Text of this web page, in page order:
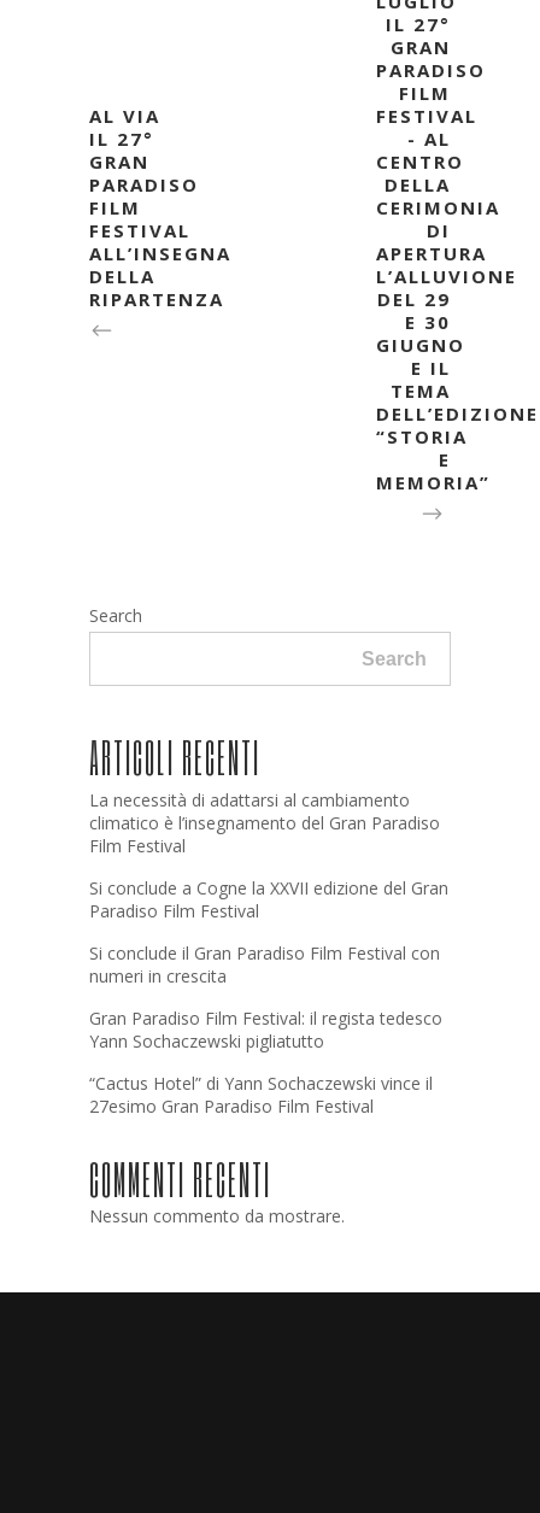
AL VIA
IL 27°
GRAN
PARADISO
FILM
FESTIVAL
ALL’INSEGNA
DELLA
RIPARTENZA
IL 27°
GRAN
PARADISO
FILM
FESTIVAL
- AL
CENTRO
DELLA
CERIMONIA
DI
APERTURA
L’ALLUVIONE
DEL 29
E 30
GIUGNO
E IL
TEMA
“STORIA
E
MEMORIA”
Search
Search
ARTICOLI RECENTI
La necessità di adattarsi al cambiamento
climatico è l’insegnamento del Gran Paradiso
Film Festival
Si conclude a Cogne la XXVII edizione del Gran
Paradiso Film Festival
Si conclude il Gran Paradiso Film Festival con
numeri in crescita
Gran Paradiso Film Festival: il regista tedesco
Yann Sochaczewski pigliatutto
“Cactus Hotel” di Yann Sochaczewski vince il
27esimo Gran Paradiso Film Festival
COMMENTI RECENTI
Nessun commento da mostrare.